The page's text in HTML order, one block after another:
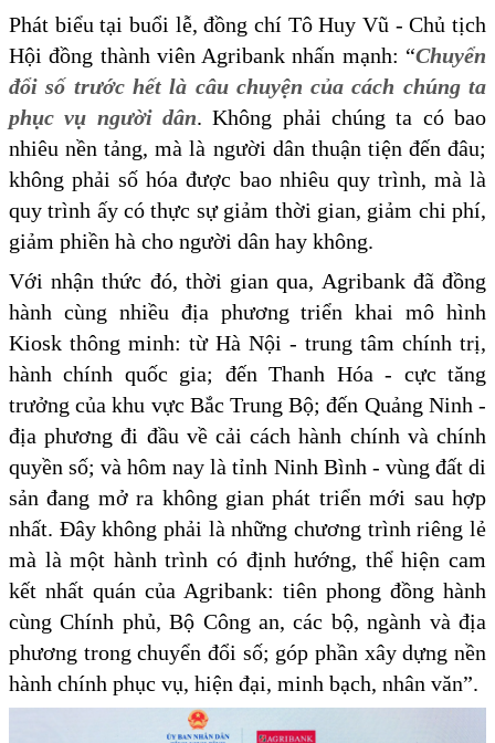
Phát biểu tại buổi lễ, đồng chí Tô Huy Vũ - Chủ tịch
Hội đồng thành viên Agribank nhấn mạnh: “Chuyển
đổi số trước hết là câu chuyện của cách chúng ta
phục vụ người dân. Không phải chúng ta có bao
nhiêu nền tảng, mà là người dân thuận tiện đến đâu;
không phải số hóa được bao nhiêu quy trình, mà là
quy trình ấy có thực sự giảm thời gian, giảm chi phí,
giảm phiền hà cho người dân hay không.
Với nhận thức đó, thời gian qua, Agribank đã đồng
hành cùng nhiều địa phương triển khai mô hình
Kiosk thông minh: từ Hà Nội - trung tâm chính trị,
hành chính quốc gia; đến Thanh Hóa - cực tăng
trưởng của khu vực Bắc Trung Bộ; đến Quảng Ninh -
địa phương đi đầu về cải cách hành chính và chính
quyền số; và hôm nay là tỉnh Ninh Bình - vùng đất di
sản đang mở ra không gian phát triển mới sau hợp
nhất. Đây không phải là những chương trình riêng lẻ
mà là một hành trình có định hướng, thể hiện cam
kết nhất quán của Agribank: tiên phong đồng hành
cùng Chính phủ, Bộ Công an, các bộ, ngành và địa
phương trong chuyển đổi số; góp phần xây dựng nền
hành chính phục vụ, hiện đại, minh bạch, nhân văn”.